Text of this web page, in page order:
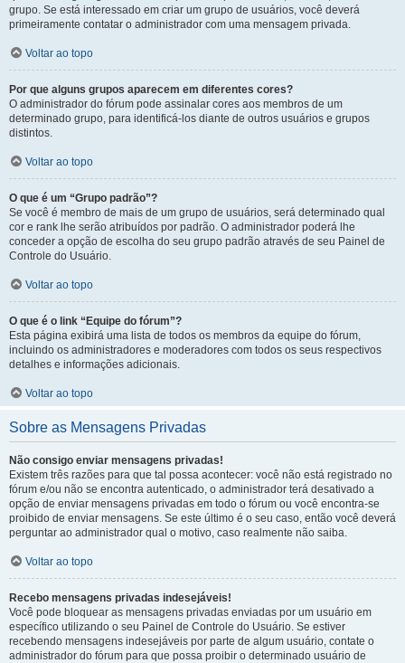
grupo. Se está interessado em criar um grupo de usuários, você deverá
primeiramente contatar o administrador com uma mensagem privada.
Voltar ao topo
Por que alguns grupos aparecem em diferentes cores?
O administrador do fórum pode assinalar cores aos membros de um
determinado grupo, para identificá-los diante de outros usuários e grupos
distintos.
Voltar ao topo
O que é um “Grupo padrão”?
Se você é membro de mais de um grupo de usuários, será determinado qual
cor e rank lhe serão atribuídos por padrão. O administrador poderá lhe
conceder a opção de escolha do seu grupo padrão através de seu Painel de
Controle do Usuário.
Voltar ao topo
O que é o link “Equipe do fórum”?
Esta página exibirá uma lista de todos os membros da equipe do fórum,
incluindo os administradores e moderadores com todos os seus respectivos
detalhes e informações adicionais.
Voltar ao topo
Sobre as Mensagens Privadas
Não consigo enviar mensagens privadas!
Existem três razões para que tal possa acontecer: você não está registrado no
fórum e/ou não se encontra autenticado, o administrador terá desativado a
opção de enviar mensagens privadas em todo o fórum ou você encontra-se
proibido de enviar mensagens. Se este último é o seu caso, então você deverá
perguntar ao administrador qual o motivo, caso realmente não saiba.
Voltar ao topo
Recebo mensagens privadas indesejáveis!
Você pode bloquear as mensagens privadas enviadas por um usuário em
específico utilizando o seu Painel de Controle do Usuário. Se estiver
recebendo mensagens indesejáveis por parte de algum usuário, contate o
administrador do fórum para que possa proibir o determinado usuário de